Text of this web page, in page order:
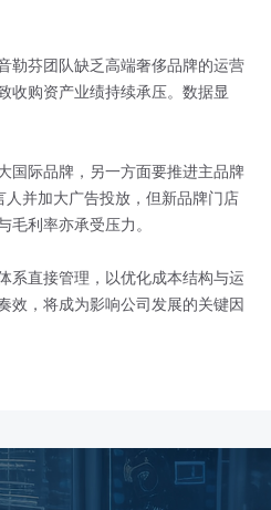
勒芬团队缺乏高端奢侈品牌的运营
收购资产业绩持续承压。数据显
国际品牌，另一方面要推进主品牌
并加大广告投放，但新品牌门店
毛利率亦承受压力。
系直接管理，以优化成本结构与运
效，将成为影响公司发展的关键因